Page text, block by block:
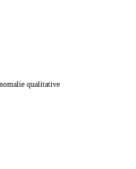
qualitative